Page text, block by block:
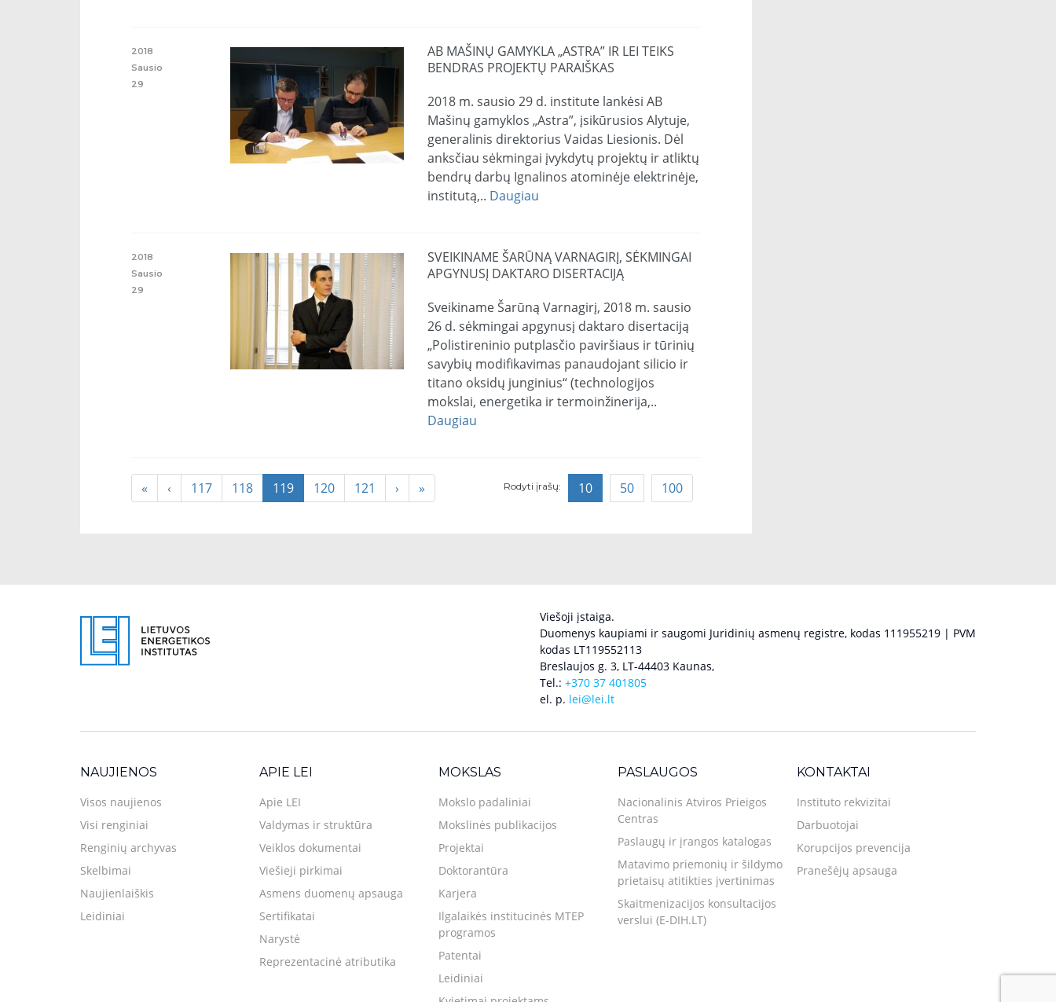
2018
Sausio
29
AB MAŠINŲ GAMYKLA „ASTRA” IR LEI TEIKS
BENDRAS PROJEKTŲ PARAIŠKAS
2018 m. sausio 29 d. institute lankėsi AB
Mašinų gamyklos „Astra”, įsikūrusios Alytuje,
generalinis direktorius Vaidas Liesionis. Dėl
anksčiau sėkmingai įvykdytų projektų ir atliktų
bendrų darbų Ignalinos atominėje elektrinėje,
institutą,.. Daugiau
2018
Sausio
29
SVEIKINAME ŠARŪNĄ VARNAGIRĮ, SĖKMINGAI
APGYNUSĮ DAKTARO DISERTACIJĄ
Sveikiname Šarūną Varnagirį, 2018 m. sausio
26 d. sėkmingai apgynusį daktaro disertaciją
„Polistireninio putplasčio paviršiaus ir tūrinių
savybių modifikavimas panaudojant silicio ir
titano oksidų junginius“ (technologijos
mokslai, energetika ir termoinžinerija,..
Daugiau
« ‹ 117 118 119 120 121 › » Rodyti įrašų: 10 50 100
Viešoji įstaiga.
Duomenys kaupiami ir saugomi Juridinių asmenų registre, kodas 111955219 | PVM
kodas LT119552113
Breslaujos g. 3, LT-44403 Kaunas,
Tel.: +370 37 401805
el. p. lei@lei.lt
NAUJIENOS
Visos naujienos
Visi renginiai
Renginių archyvas
Skelbimai
Naujienlaiškis
Leidiniai
APIE LEI
Apie LEI
Valdymas ir struktūra
Veiklos dokumentai
Viešieji pirkimai
Asmens duomenų apsauga
Sertifikatai
Narystė
Reprezentacinė atributika
MOKSLAS
Mokslo padaliniai
Mokslinės publikacijos
Projektai
Doktorantūra
Karjera
Ilgalaikės institucinės MTEP
programos
Patentai
Leidiniai
PASLAUGOS
Nacionalinis Atviros Prieigos
Centras
Paslaugų ir įrangos katalogas
Matavimo priemonių ir šildymo
prietaisų atitikties įvertinimas
Skaitmenizacijos konsultacijos
verslui (E-DIH.LT)
KONTAKTAI
Instituto rekvizitai
Darbuotojai
Korupcijos prevencija
Pranešėjų apsauga